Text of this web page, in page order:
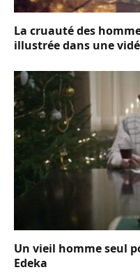
La cruauté des
illustrée dans une
Un vieil homme seul
Edeka